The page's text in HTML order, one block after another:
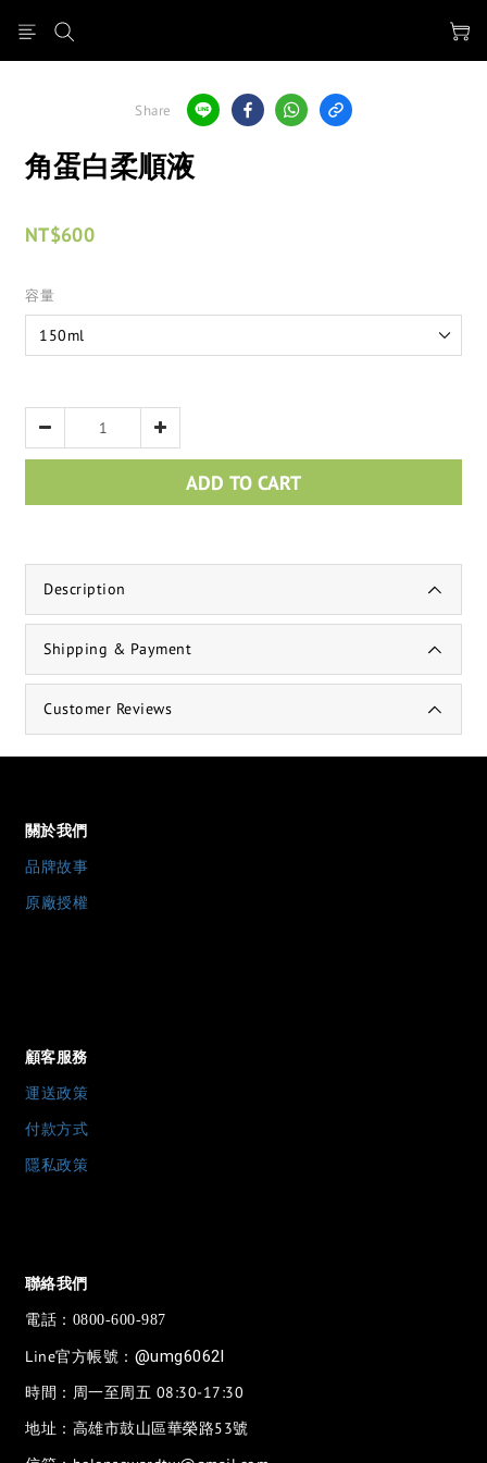
Share
角蛋白柔順液
NT$600
容量
ADD TO CART
Description
Shipping & Payment
Customer Reviews
關於我們
品牌故事
原廠授權
顧客服務
運送政策
付款方式
隱私政策
聯絡我們
電話： 0800-600-987
Line官方帳號： @umg6062l
時間：周一至周五 08:30-17:30
地址：高雄市鼓山區華榮路53號